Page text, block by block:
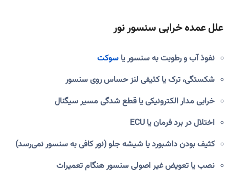
علل عمده خرابی سنسور نور
نفوذ آب و رطوبت به سنسور یا سوکت
شکستگی، ترک یا کثیفی لنز حساس روی سنسور
خرابی مدار الکترونیکی یا قطع شدگی مسیر سیگنال
اختلال در برد فرمان یا ECU
کثیف بودن داشبورد یا شیشه‌ جلو (نور کافی به سنسور نمی‌رسد)
نصب یا تعویض غیر اصولی سنسور هنگام تعمیرات